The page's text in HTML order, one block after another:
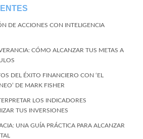
DE ACCIONES CON INTELIGENCIA
CÓMO ALCANZAR TUS METAS A
DEL ÉXITO FINANCIERO CON ‘EL
DE MARK FISHER
LOS INDICADORES
TUS INVERSIONES
UNA GUÍA PRÁCTICA PARA ALCANZAR